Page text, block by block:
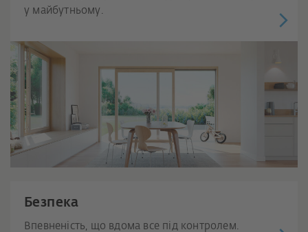
у майбутньому.
Безпека
Впевненість, що вдома все під контролем.